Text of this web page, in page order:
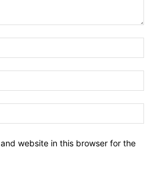
website in this browser for the